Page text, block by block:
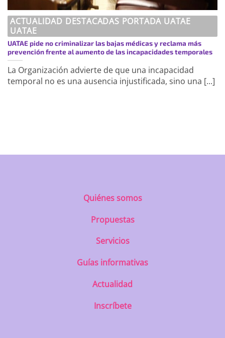
ACTUALIDAD DESTACADAS PORTADA UATAE
UATAE
UATAE pide no criminalizar las bajas médicas y reclama más
prevención frente al aumento de las incapacidades temporales
La Organización advierte de que una incapacidad
temporal no es una ausencia injustificada, sino una [...]
best-first/
Quiénes somos
Propuestas
Servicios
Guías informativas
Actualidad
Inscríbete